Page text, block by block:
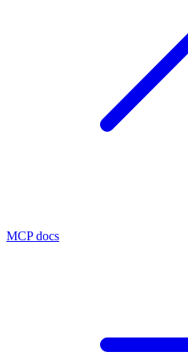
MCP docs